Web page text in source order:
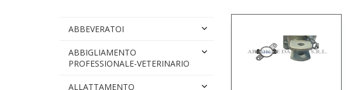
ABBEVERATOI
ABBIGLIAMENTO
PROFESSIONALE-VETERINARIO
ALLATTAMENTO